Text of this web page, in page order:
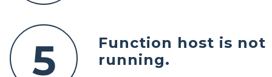
5
Function host is not
running.